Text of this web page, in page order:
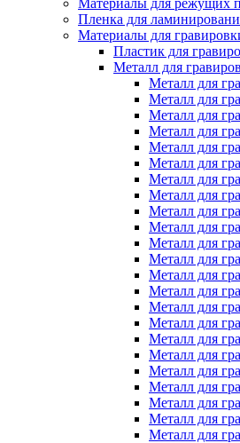
Пленка для
Материалы для
Пластик для
Металл для
Металл для
Металл для
Металл для
Металл для
Металл для
Металл для
Металл для
Металл для
Металл для
Металл для
Металл для
Металл для
Металл для
Металл для
Металл для
Металл для
Металл для
Металл для
Металл для
Металл для
Металл для
Металл для
Металл для